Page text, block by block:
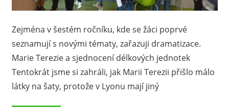
Zejména v šestém ročníku, kde se žáci poprvé
seznamují s novými tématy, zařazuji dramatizace.
Marie Terezie a sjednocení délkových jednotek
Tentokrát jsme si zahráli, jak Marii Terezii přišlo málo
látky na šaty, protože v Lyonu mají jiný